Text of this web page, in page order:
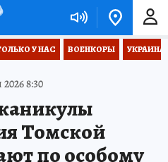
У НАС ВОЕНКОРЫ
8:30
Томской
по особому